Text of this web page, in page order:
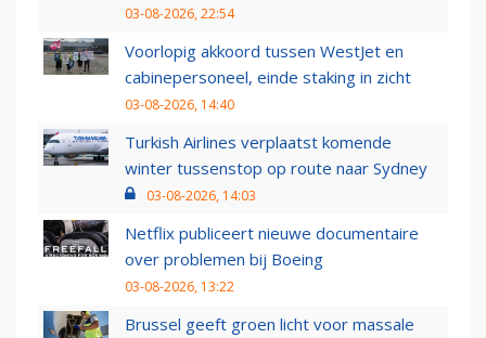
03-08-2026, 22:54
Voorlopig akkoord tussen WestJet en
cabinepersoneel, einde staking in zicht
03-08-2026, 14:40
Turkish Airlines verplaatst komende
winter tussenstop op route naar Sydney
03-08-2026, 14:03
Netflix publiceert nieuwe documentaire
over problemen bij Boeing
03-08-2026, 13:22
Brussel geeft groen licht voor massale